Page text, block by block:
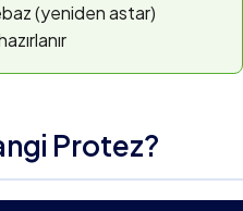
(yeniden astar)
Protez?